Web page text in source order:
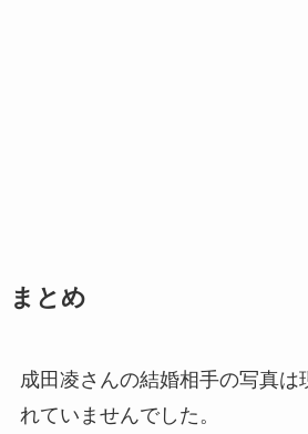
まとめ
成田凌さんの結婚相手の写真は
れていませんでした。